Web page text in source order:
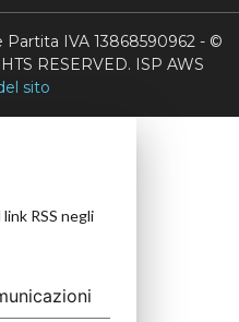
IVA 13868590962 - ©
RESERVED. ISP AWS
sito
RSS negli